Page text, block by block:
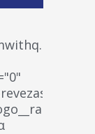
wp-